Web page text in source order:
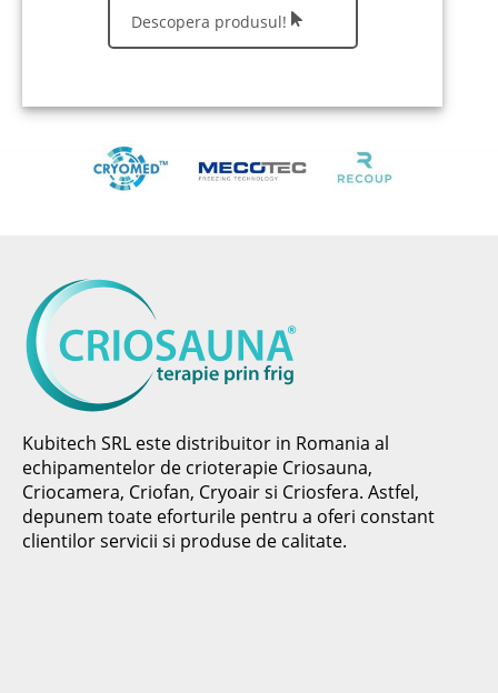
Descopera produsul!
Kubitech SRL este distribuitor in Romania al
echipamentelor de crioterapie Criosauna,
Criocamera, Criofan, Cryoair si Criosfera. Astfel,
depunem toate eforturile pentru a oferi constant
clientilor servicii si produse de calitate.